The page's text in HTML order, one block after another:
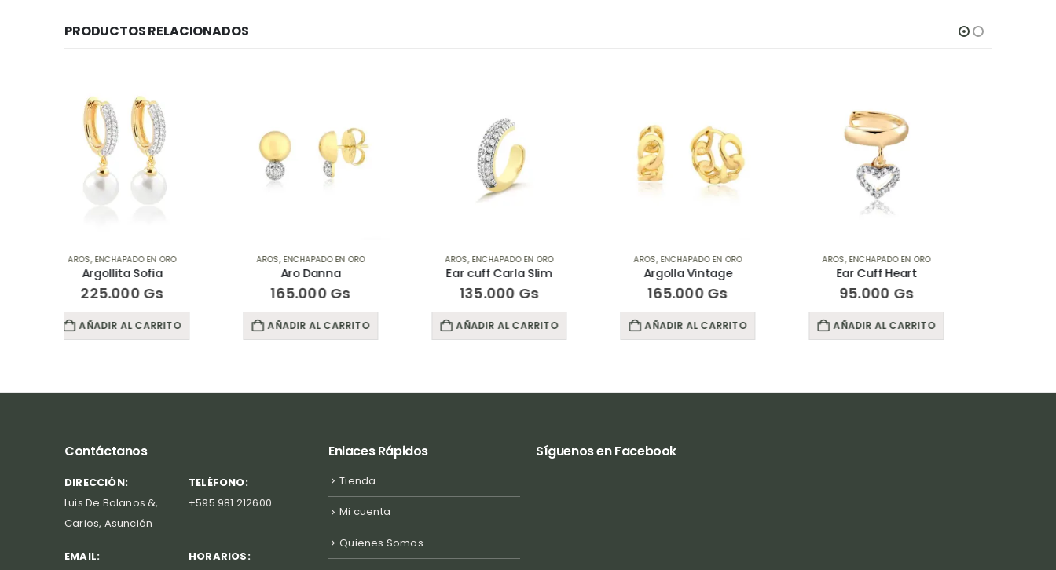
PRODUCTOS RELACIONADOS
AROS,ENCHAPADO EN ORO
Aro Danna
165.000
AÑADIR AL CARRITO
AROS,ENCHAPADO EN ORO
Ear cuff Carla Slim
135.000
AÑADIR AL CARRITO
AROS,ENCHAPADO EN ORO
Argolla Vintage
165.000
AÑADIR AL CARRITO
AROS,ENCHAPADO EN ORO
Ear Cuff Heart
95.000
AÑADIR AL CARRITO
AROS,ENCHAPADO EN ORO
Argollita Susana
95.000
AÑADIR AL CARRITO
Contáctanos
DIRECCIÓN:
Luis De Bolanos &,
Carios, Asunción
TELÉFONO:
+595 981 212600
EMAIL:
HORARIOS:
Enlaces Rápidos
Tienda
Mi cuenta
Quienes Somos
Síguenos en Facebook